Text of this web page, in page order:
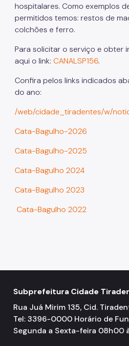
hospitalares. Como exemplos
permitidos temos: restos de
colchões e ferro.
Para solicitar o serviço e obter
aqui o link: CANALSP156.
Confira pelos links indicados
do ano:
/web/cidade_tiradentes/w/
Cata-Bagulho-2026
Cata-Bagulho-2025
Cata-Bagulho 2024
Cata-Bagulho 2023
Cata-Bagulho 2022
Subprefeitura Cidade
Rua Juá Mirim 135, Cid.
Tel: 3396-0000 Horário de
Segunda a Sexta-feira 08h00